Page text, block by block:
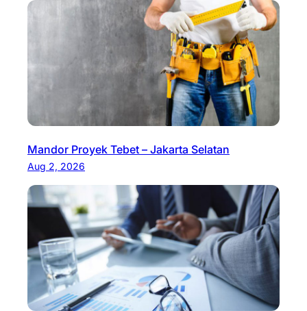
Mandor Proyek Tebet – Jakarta Selatan
Aug 2, 2026